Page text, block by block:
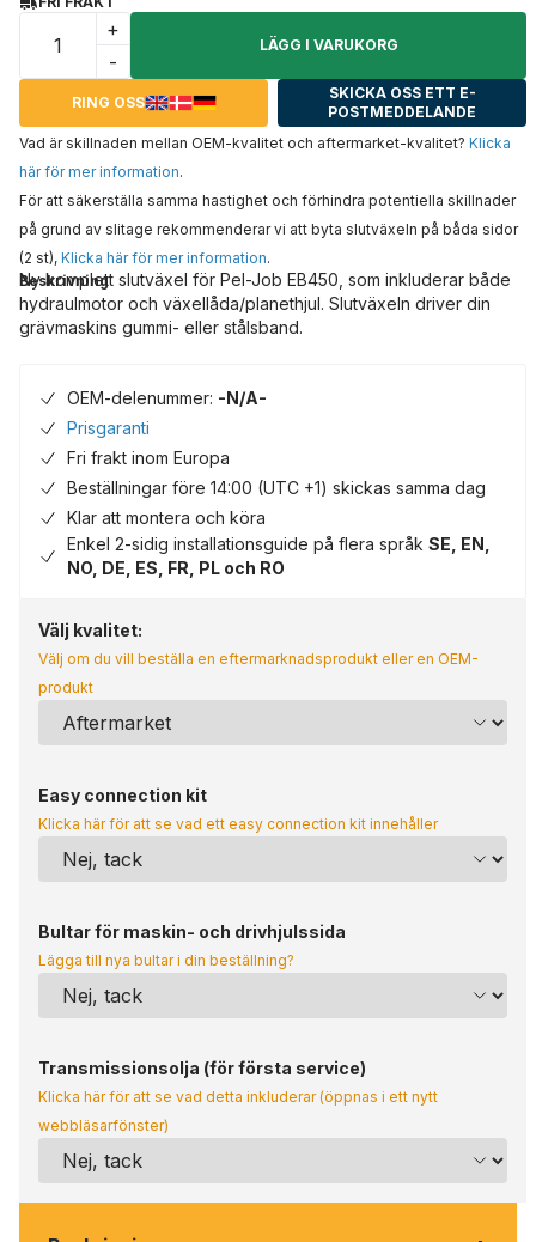
+
-
LÄGG I VARUKORG
RING OSS
SKICKA OSS ETT E-
POSTMEDDELANDE
Vad är skillnaden mellan OEM-kvalitet och aftermarket-kvalitet? Klicka
här för mer information.
För att säkerställa samma hastighet och förhindra potentiella skillnader
på grund av slitage rekommenderar vi att byta slutväxeln på båda sidor
(2 st), Klicka här för mer information.
Beskrivning
Ny komplett slutväxel för Pel-Job EB450, som inkluderar både
hydraulmotor och växellåda/planethjul. Slutväxeln driver din
grävmaskins gummi- eller stålsband.
OEM-delenummer: -N/A-
Prisgaranti
Fri frakt inom Europa
Beställningar före 14:00 (UTC +1) skickas samma dag
Klar att montera och köra
Enkel 2-sidig installationsguide på flera språk SE, EN,
NO, DE, ES, FR, PL och RO
Välj kvalitet:
Välj om du vill beställa en eftermarknadsprodukt eller en OEM-
produkt
Easy connection kit
Klicka här för att se vad ett easy connection kit innehåller
Bultar för maskin- och drivhjulssida
Lägga till nya bultar i din beställning?
Transmissionsolja (för första service)
Klicka här för att se vad detta inkluderar (öppnas i ett nytt
webbläsarfönster)